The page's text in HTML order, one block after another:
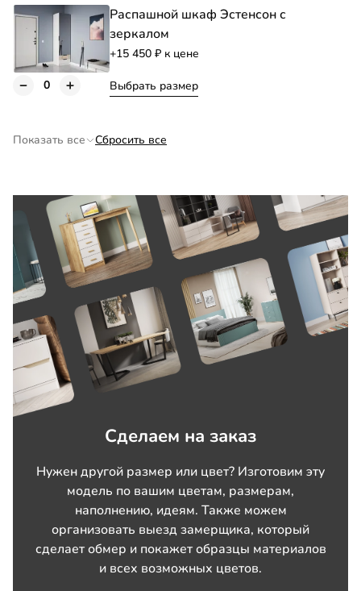
Распашной шкаф Эстенсон с
зеркалом
+15 450 к цене
Выбрать размер
Антресоль Эстенсон навесная
+6 100 к цене
Выбрать размер
Комод Эстенсон
+10 350 к цене
Выбрать размер
+5 900 к цене
Выбрать размер
Показать все Сбросить все
Сделаем на заказ
Нужен другой размер или цвет? Изготовим эту
модель по вашим цветам, размерам,
наполнению, идеям. Также можем
организовать выезд замерщика, который
сделает обмер и покажет образцы материалов
и всех возможных цветов.